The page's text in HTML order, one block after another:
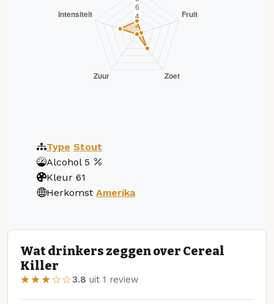
Type Stout
Alcohol 5
Kleur 61
Herkomst Amerika
Wat drinkers zeggen over Cereal
Killer
★★★☆☆3.8 uit 1 review